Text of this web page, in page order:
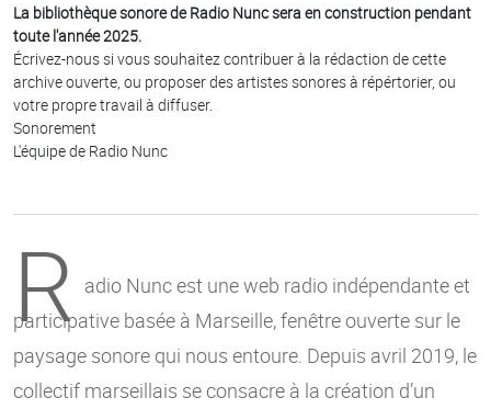
La bibliothèque sonore de Radio Nunc sera en construction pendant
toute l'année 2025.
Écrivez-nous si vous souhaitez contribuer à la rédaction de cette
archive ouverte, ou proposer des artistes sonores à répértorier, ou
votre propre travail à diffuser.
Sonorement
L'équipe de Radio Nunc
R adio Nunc est une web radio indépendante et
participative basée à Marseille, fenêtre ouverte sur le
paysage sonore qui nous entoure. Depuis avril 2019, le
collectif marseillais se consacre à la création d’un